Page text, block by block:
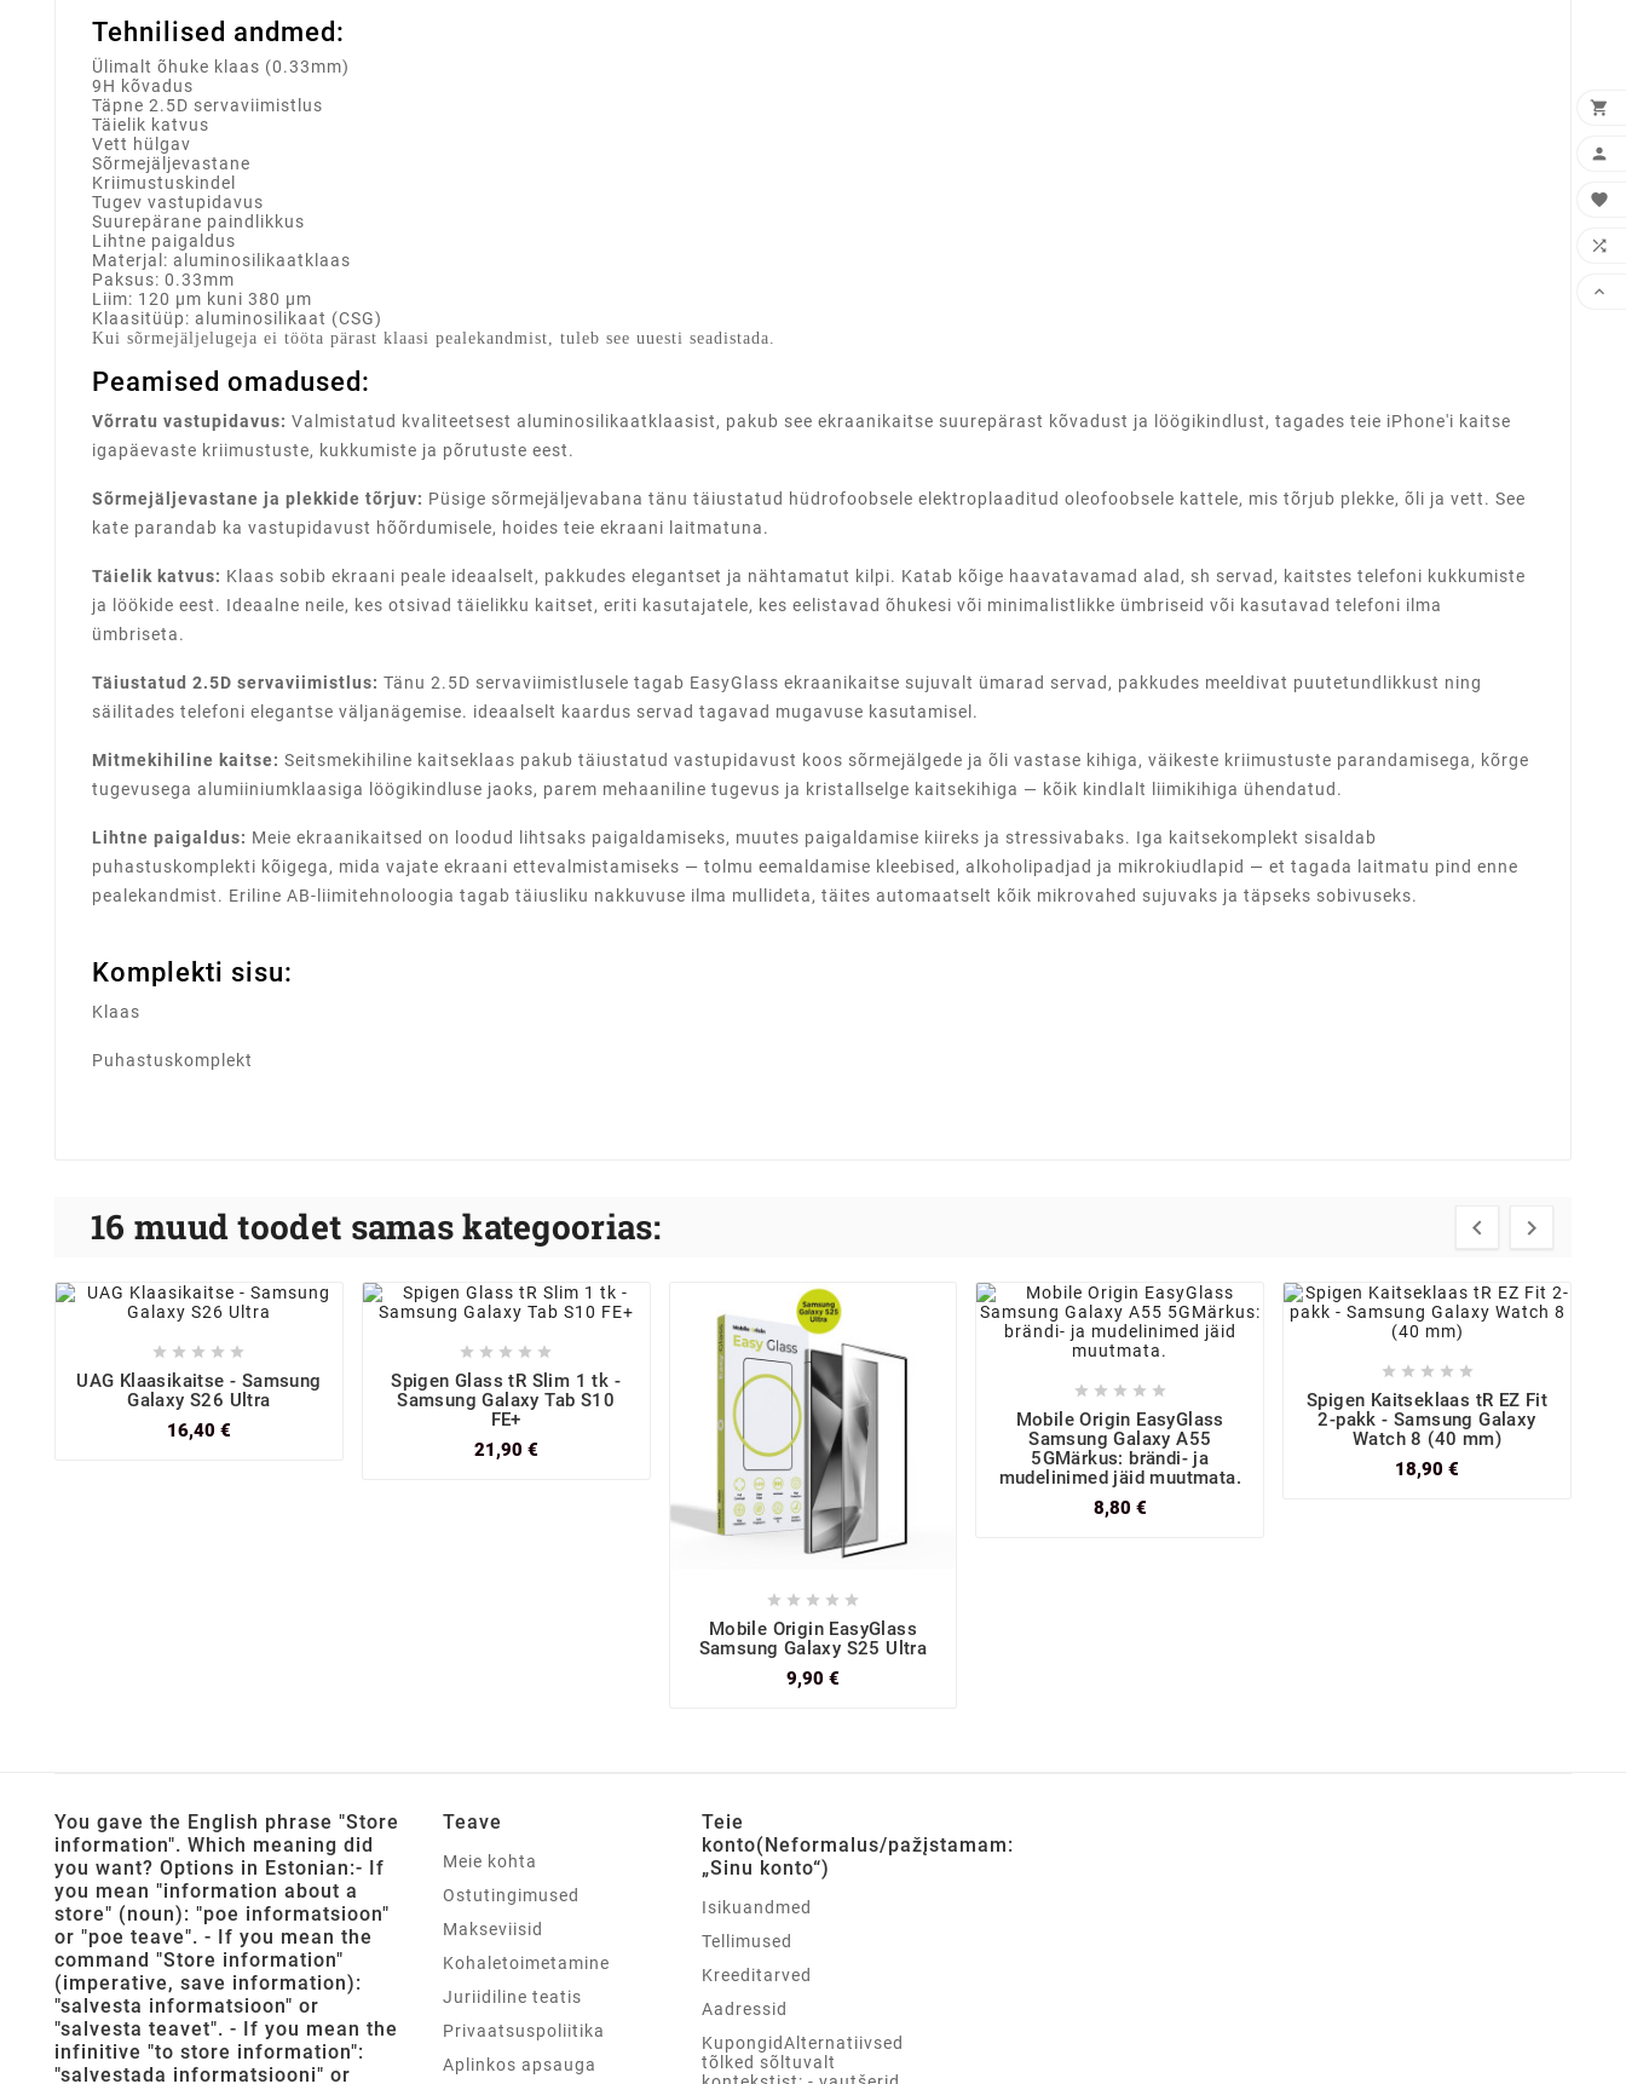
Tehnilised andmed:
Ülimalt õhuke klaas (0.33mm)
9H kõvadus
Täpne 2.5D servaviimistlus
Täielik katvus
Vett hülgav
Sõrmejäljevastane
Kriimustuskindel
Tugev vastupidavus
Suurepärane paindlikkus
Lihtne paigaldus
Materjal: aluminosilikaatklaas
Paksus: 0.33mm
Liim: 120 µm kuni 380 µm
Klaasitüüp: aluminosilikaat (CSG)
Kui sõrmejäljelugeja ei tööta pärast klaasi pealekandmist, tuleb see uuesti seadistada.
Peamised omadused:
Võrratu vastupidavus: Valmistatud kvaliteetsest aluminosilikaatklaasist, pakub see ekraanikaitse suurepärast kõvadust ja löögikindlust, tagades teie iPhone'i kaitse
igapäevaste kriimustuste, kukkumiste ja põrutuste eest.
Sõrmejäljevastane ja plekkide tõrjuv: Püsige sõrmejäljevabana tänu täiustatud hüdrofoobsele elektroplaaditud oleofoobsele kattele, mis tõrjub plekke, õli ja vett. See
kate parandab ka vastupidavust hõõrdumisele, hoides teie ekraani laitmatuna.
Täielik katvus: Klaas sobib ekraani peale ideaalselt, pakkudes elegantset ja nähtamatut kilpi. Katab kõige haavatavamad alad, sh servad, kaitstes telefoni kukkumiste
ja löökide eest. Ideaalne neile, kes otsivad täielikku kaitset, eriti kasutajatele, kes eelistavad õhukesi või minimalistlikke ümbriseid või kasutavad telefoni ilma
ümbriseta.
Täiustatud 2.5D servaviimistlus: Tänu 2.5D servaviimistlusele tagab EasyGlass ekraanikaitse sujuvalt ümarad servad, pakkudes meeldivat puutetundlikkust ning
säilitades telefoni elegantse väljanägemise. ideaalselt kaardus servad tagavad mugavuse kasutamisel.
Mitmekihiline kaitse: Seitsmekihiline kaitseklaas pakub täiustatud vastupidavust koos sõrmejälgede ja õli vastase kihiga, väikeste kriimustuste parandamisega, kõrge
tugevusega alumiiniumklaasiga löögikindluse jaoks, parem mehaaniline tugevus ja kristallselge kaitsekihiga — kõik kindlalt liimikihiga ühendatud.
Lihtne paigaldus: Meie ekraanikaitsed on loodud lihtsaks paigaldamiseks, muutes paigaldamise kiireks ja stressivabaks. Iga kaitsekomplekt sisaldab
puhastuskomplekti kõigega, mida vajate ekraani ettevalmistamiseks — tolmu eemaldamise kleebised, alkoholipadjad ja mikrokiudlapid — et tagada laitmatu pind enne
pealekandmist. Eriline AB-liimitehnoloogia tagab täiusliku nakkuvuse ilma mullideta, täites automaatselt kõik mikrovahed sujuvaks ja täpseks sobivuseks.
Komplekti sisu:
Klaas
Puhastuskomplekt
16 muud toodet samas kategoorias:  
    
UAG Klaasikaitse - Samsung
Galaxy S26 Ultra
16,40 €
    
Spigen Glass tR Slim 1 tk -
Samsung Galaxy Tab S10
FE+
21,90 €
    
Mobile Origin EasyGlass
Samsung Galaxy S25 Ultra
9,90 €
    
Mobile Origin EasyGlass
Samsung Galaxy A55
5GMärkus: brändi- ja
mudelinimed jäid muutmata.
8,80 €
    
Spigen Kaitseklaas tR EZ Fit
2-pakk - Samsung Galaxy
Watch 8 (40 mm)
18,90 €
You gave the English phrase "Store
information". Which meaning did
you want? Options in Estonian:- If
you mean "information about a
store" (noun): "poe informatsioon"
or "poe teave". - If you mean the
command "Store information"
(imperative, save information):
"salvesta informatsioon" or
"salvesta teavet". - If you mean the
infinitive "to store information":
"salvestada informatsiooni" or
Teave
Meie kohta
Ostutingimused
Makseviisid
Kohaletoimetamine
Juriidiline teatis
Privaatsuspoliitika
Aplinkos apsauga
Teie
konto(Neformalus/pažįstamam:
„Sinu konto“)
Isikuandmed
Tellimused
Kreeditarved
Aadressid
KupongidAlternatiivsed
tõlked sõltuvalt




